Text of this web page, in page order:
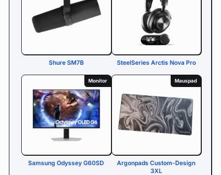
Shure SM7B SteelSeries Arctis Nova Pro
Monitor
Samsung Odyssey G60SD
Mauspad
Argonpads Custom-Design
3XL